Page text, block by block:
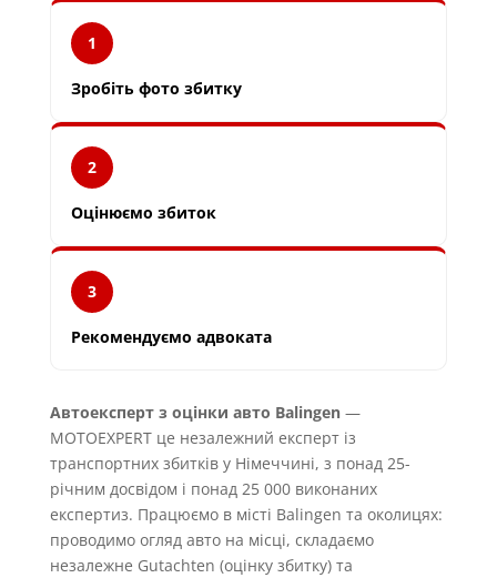
1
Зробіть фото збитку
2
Оцінюємо збиток
3
Рекомендуємо адвоката
Автоексперт з оцінки авто Balingen—
MOTOEXPERT це незалежний експерт із
транспортних збитків у Німеччині, з понад 25-
річним досвідом і понад 25 000 виконаних
експертиз. Працюємо в місті Balingen та околицях:
проводимо огляд авто на місці, складаємо
незалежне Gutachten (оцінку збитку) та